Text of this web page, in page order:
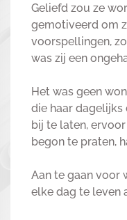
Geliefd zou ze
gemotiveerd om
voorspellingen,
was zij een
Het was geen
die haar
bij te laten,
begon te praten,
Aan te gaan voor
elke dag te leven